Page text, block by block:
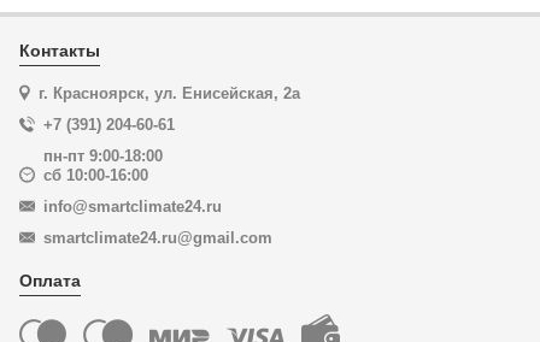
Контакты
г. Красноярск, ул. Енисейская, 2а
+7 (391) 204-60-61
пн-пт 9:00-18:00
сб 10:00-16:00
info@smartclimate24.ru
smartclimate24.ru@gmail.com
Оплата